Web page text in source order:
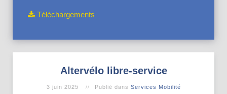
Téléchargements
Altervélo libre-service
3 juin 2025 Publié dans Services Mobilité